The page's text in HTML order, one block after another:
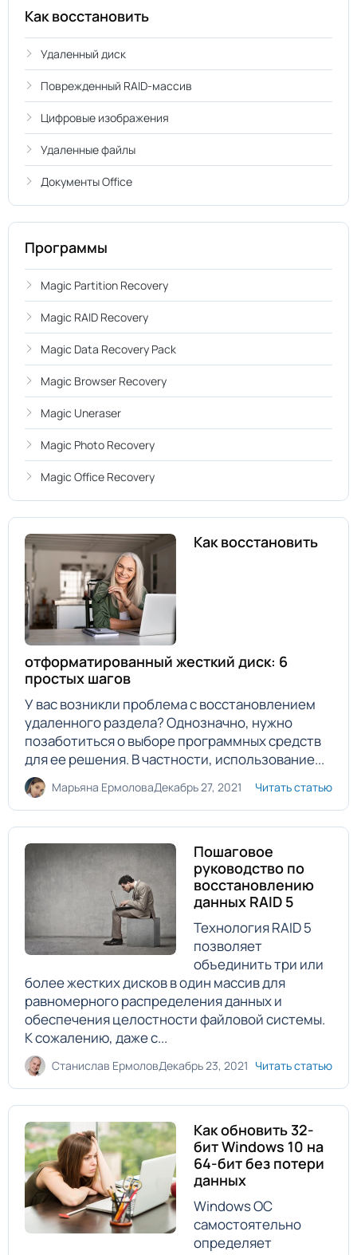
Как восстановить
Удаленный диск
Поврежденный RAID-массив
Цифровые изображения
Удаленные файлы
Документы Office
Программы
Magic Partition Recovery
Magic RAID Recovery
Magic Data Recovery Pack
Magic Browser Recovery
Magic Uneraser
Magic Photo Recovery
Magic Office Recovery
Как восстановить
отформатированный жесткий диск: 6
простых шагов
У вас возникли проблема с восстановлением
удаленного раздела? Однозначно, нужно
позаботиться о выборе программных средств
для ее решения. В частности, использование...
Марьяна ЕрмоловаДекабрь 27, 2021 Читать статью
Пошаговое
руководство по
восстановлению
данных RAID 5
Технология RAID 5
позволяет
объединить три или
более жестких дисков в один массив для
равномерного распределения данных и
обеспечения целостности файловой системы.
К сожалению, даже с...
Станислав ЕрмоловДекабрь 23, 2021 Читать статью
Как обновить 32-
бит Windows 10 на
64-бит без потери
данных
Windows ОС
самостоятельно
определяет